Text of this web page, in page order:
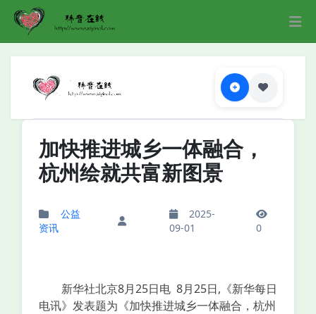
加快推进城乡一体融合，
杭州绘就共富新图景
公益
资讯
2025-
09-01
0
新华社北京8月25日电 8月25日,《新华每日
电讯》发表题为《加快推进城乡一体融合，杭州